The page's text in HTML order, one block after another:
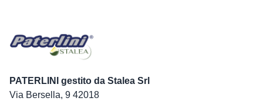
PATERLINI gestito da Stalea Srl
Via Bersella, 9 42018